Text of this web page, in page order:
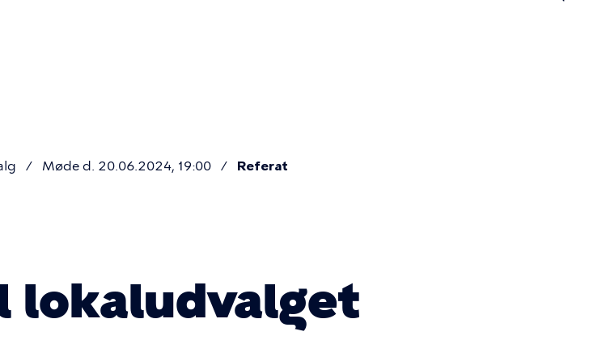
Møde d. 20.06.2024, 19:00 Referat
lokaludvalget